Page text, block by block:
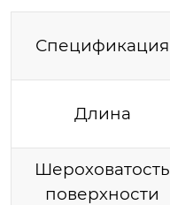
Спецификация
Длина
Шероховатость
поверхности